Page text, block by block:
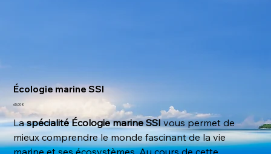
Écologie marine SSI
Prix
65,00 €
Laspécialité Écologie marine SSIvous permet de
mieux comprendre le monde fascinant de la vie